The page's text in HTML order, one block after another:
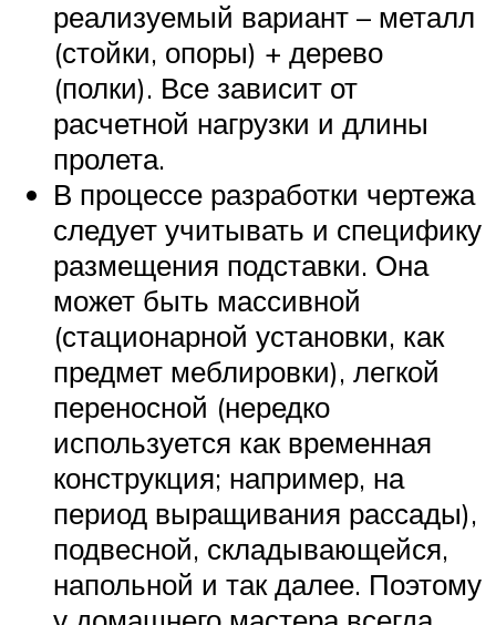
реализуемый вариант – металл
(стойки, опоры) + дерево
(полки). Все зависит от
расчетной нагрузки и длины
пролета.
В процессе разработки чертежа
следует учитывать и специфику
размещения подставки. Она
может быть массивной
(стационарной установки, как
предмет меблировки), легкой
переносной (нередко
используется как временная
конструкция; например, на
период выращивания рассады),
подвесной, складывающейся,
напольной и так далее. Поэтому